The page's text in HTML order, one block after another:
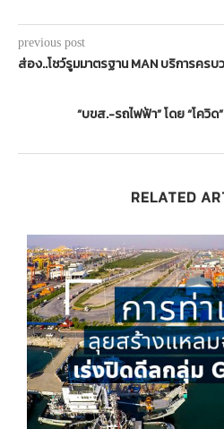
previous post
ส่อง..โชว์รูมมาตรฐาน MAN บริการครบ
“บขส.-รถไฟฟ้า” โดย “โควิ
RELATED